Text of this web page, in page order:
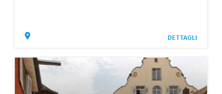
DETTAGLI